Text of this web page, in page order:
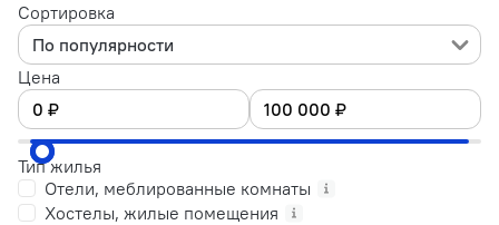
Сортировка
По популярности
Цена
Тип жилья
Отели, меблированные комнаты
Хостелы, жилые помещения